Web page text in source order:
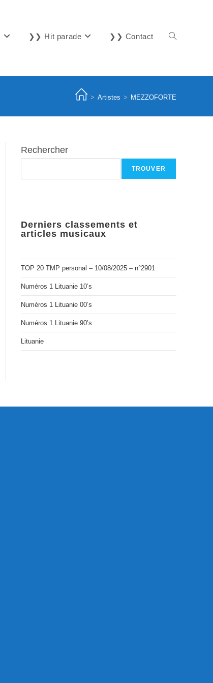
❯❯ Hit parade ❯❯ Contact Toggle
> Artistes > MEZZOFORTE
Rechercher
TROUVER
Derniers classements et
articles musicaux
TOP 20 TMP personal – 10/08/2025 – n°2901
Numéros 1 Lituanie 10’s
Numéros 1 Lituanie 00’s
Numéros 1 Lituanie 90’s
Lituanie